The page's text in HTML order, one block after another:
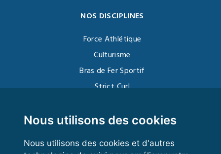
Nous utilisons des cookies
Nous utilisons des cookies et d'autres
NOS DISCIPLINES
Force Athlétique
Culturisme
Bras de Fer Sportif
Strict Curl
Kettlebell